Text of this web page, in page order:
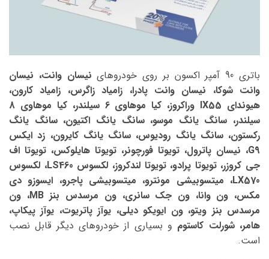
باتری 90 آمپر اکسون بر روی خودروهای
نیسان وانت، نیسان
وانت شوکا، نیسان وانت پادرا، زامیاد زاگرس، زامیاد کارون،
هیوندای IX55 وراکروز، کیا موهاوی 6 سیلندر، کیا موهاوی 8
سیلندر، سانگ یانگ موسو، سانگ یانگ اکتیون، سانگ یانگ
رکستون، سانگ یانگ رودیوس، سانگ یانگ کایرون، زد ایکس
G9، نیسان پاترول، تویوتا فورچونر، تویوتا هایلوکس، تویوتا اف
جی کروزر، تویوتا پرادو، تویوتا لندکروز، لکسوس LS460، لکسوس
LX570، میتسوبیشی مونترو، میتسوبیشی پاجرو، ایسوزو دی
مکس، ون وانا، ون جک سانری، ون مرسدس بنز MB، ون
مرسدس بنز ویتو، ون ایویکو دیلی، یوآز پاتریوت، یوآز پیکاپ،
هامر، شورلت کاستوم و بسیاری از خودروهای دیگر قابل نصب
است.